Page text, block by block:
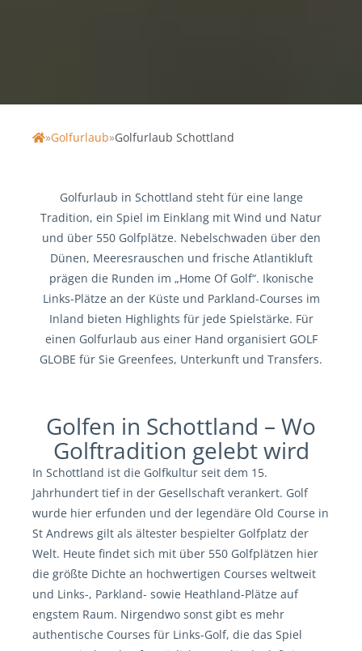
Home
»Golfurlaub»Golfurlaub Schottland
Golfurlaub in Schottland steht für eine lange
Tradition, ein Spiel im Einklang mit Wind und Natur
und über 550 Golfplätze. Nebelschwaden über den
Dünen, Meeresrauschen und frische Atlantikluft
prägen die Runden im „Home Of Golf“. Ikonische
Links-Plätze an der Küste und Parkland-Courses im
Inland bieten Highlights für jede Spielstärke. Für
einen Golfurlaub aus einer Hand organisiert GOLF
GLOBE für Sie Greenfees, Unterkunft und Transfers.
Golfen in Schottland – Wo
Golftradition gelebt wird
In Schottland ist die Golfkultur seit dem 15.
Jahrhundert tief in der Gesellschaft verankert. Golf
wurde hier erfunden und der legendäre Old Course in
St Andrews gilt als ältester bespielter Golfplatz der
Welt. Heute findet sich mit über 550 Golfplätzen hier
die größte Dichte an hochwertigen Courses weltweit
und Links-, Parkland- sowie Heathland-Plätze auf
engstem Raum. Nirgendwo sonst gibt es mehr
authentische Courses für Links-Golf, die das Spiel